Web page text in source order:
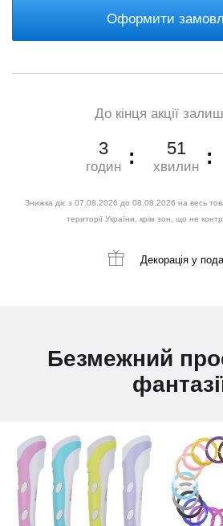
Оформити
До кінця акції
3
годин
50
хвилин
Знижка діє з 07.08.2026 до 08.08.2026 на весь
території України, крім зон, що не
Декорація у
Безмежний